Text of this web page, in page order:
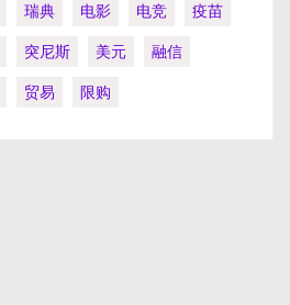
瑞典 电影 电竞
疫苗
突尼斯 美元
融信
贸易 限购